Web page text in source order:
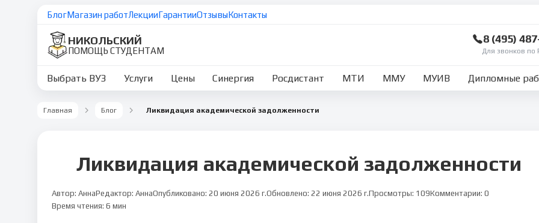
БлогМагазин работЛекцииГарантииОтзывыКонтакты
НИКОЛЬСКИЙ
ПОМОЩЬ СТУДЕНТАМ
8 (495)
Для звонков по
Выбрать ВУЗ Услуги Цены Синергия Росдистант МТИ ММУ МУИВ Дипломные
Главная Блог Ликвидация академической задолженности
Ликвидация академической задолженности
Автор: АннаРедактор: АннаОпубликовано: 20 июня 2026 г.Обновлено: 22 июня 2026 г.Просмотры: 109Комментарии: 0
Время чтения: 6 мин
Полезные советы